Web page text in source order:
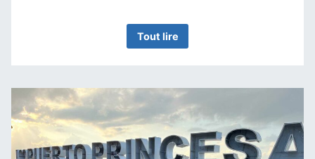
Tout lire